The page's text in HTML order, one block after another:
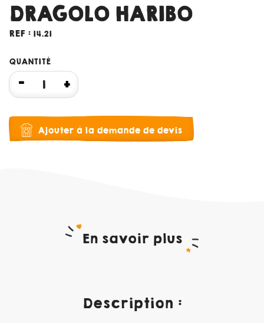
DRAGOLO HARIBO
REF : 14.21
QUANTITÉ
Ajouter à la demande de devis
En savoir plus
Description :